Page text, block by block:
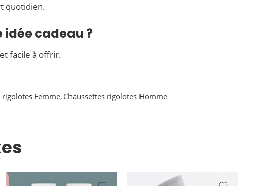
quotidien.
idée cadeau ?
facile à offrir.
rigolotes Femme, Chaussettes rigolotes Homme